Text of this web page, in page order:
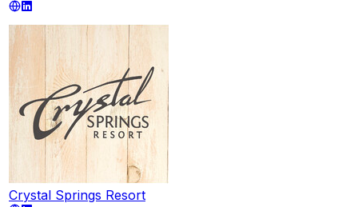
Crystal Springs Resort